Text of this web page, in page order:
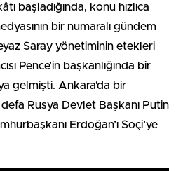
başladığında, konu hızlıca
bir numaralı gündem
Saray yönetiminin etekleri
Pence’in başkanlığında bir
gelmişti. Ankara’da bir
Rusya Devlet Başkanı Putin
Erdoğan’ı Soçi’ye